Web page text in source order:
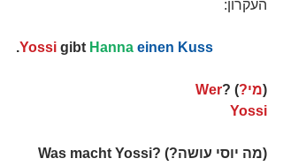
העקרון:
.Yossi gibt Hanna einen Kuss
(מי?) ?
Wer
Yossi
(מה יוסי עושה?) ?Was macht Yossi